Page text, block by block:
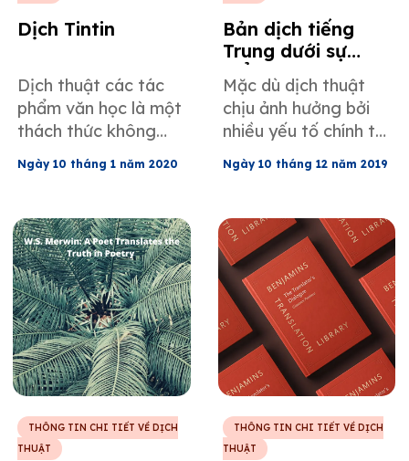
Dịch Tintin
Dịch thuật các tác
phẩm văn học là một
thách thức không
nhỏ và bộ truyện
tranh Tintin được yêu
phải là ngoại lệ. Bạn
có thể tìm hiểu thêm
một số chi tiết thú vị
về bản dịch của tác
phẩm kinh điển 90
năm tuổi này.
Ngày 10 tháng 1 năm 2020
Bản dịch tiếng
Trung dưới sự
kiểm duyệt
Mặc dù dịch thuật
chịu ảnh hưởng bởi
nhiều yếu tố chính trị
- xã hội như kiểm
duyệt, Ken Liu bắt
tiểu thuyết từ tiếng
Trung sang tiếng
Anh, nhưng rồi nhận
ra rằng ý đồ ban đầu
của tác phẩm gốc
chỉ có thể được
truyền tải trọn vẹn
bằng một cách tiếp
Ngày 10 tháng 12 năm 2019
THÔNG TIN CHI TIẾT VỀ DỊCH
THUẬT
THÔNG TIN CHI TIẾT VỀ DỊCH
THUẬT